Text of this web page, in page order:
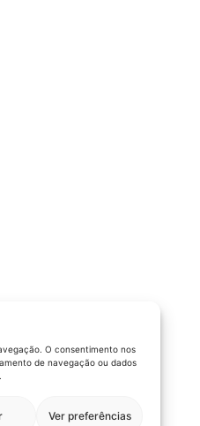
O consentimento nos
de navegação ou dados
Ver preferências
Rio Grande do Sul –